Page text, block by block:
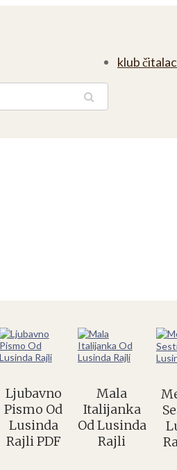
klub
Ljubavno
Pismo Od
Lusinda
Rajli PDF
Mala
Italijanka
Od Lusinda
Rajli